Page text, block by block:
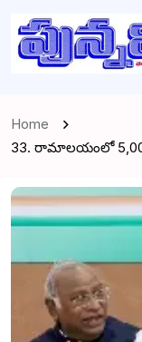
Home
33. రామాలయంలో